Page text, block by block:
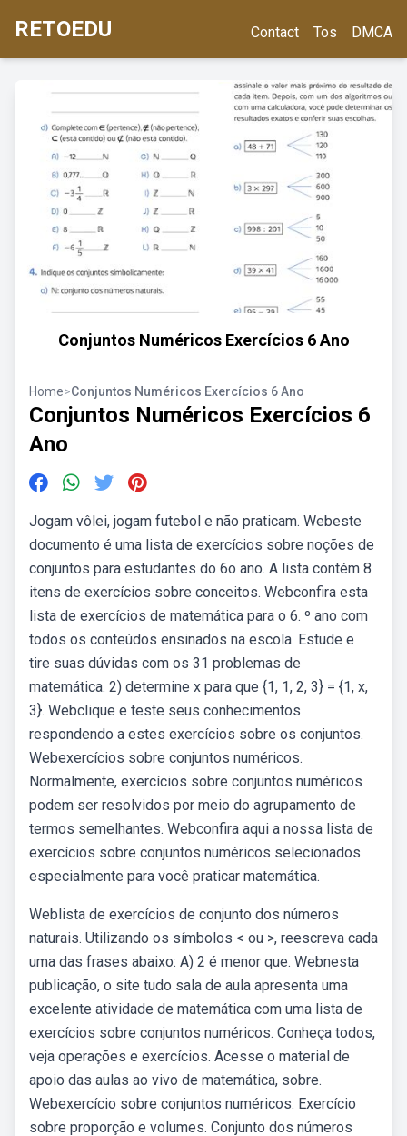
RETOEDU Contact Tos DMCA
Conjuntos Numéricos Exercícios 6 Ano
Home>Conjuntos Numéricos Exercícios 6 Ano
Conjuntos Numéricos Exercícios 6
Ano
Jogam vôlei, jogam futebol e não praticam. Webeste
documento é uma lista de exercícios sobre noções de
conjuntos para estudantes do 6o ano. A lista contém 8
itens de exercícios sobre conceitos. Webconfira esta
lista de exercícios de matemática para o 6. º ano com
todos os conteúdos ensinados na escola. Estude e
tire suas dúvidas com os 31 problemas de
matemática. 2) determine x para que {1, 1, 2, 3} = {1, x,
3}. Webclique e teste seus conhecimentos
respondendo a estes exercícios sobre os conjuntos.
Webexercícios sobre conjuntos numéricos.
Normalmente, exercícios sobre conjuntos numéricos
podem ser resolvidos por meio do agrupamento de
termos semelhantes. Webconfira aqui a nossa lista de
exercícios sobre conjuntos numéricos selecionados
especialmente para você praticar matemática.
Weblista de exercícios de conjunto dos números
naturais. Utilizando os símbolos < ou >, reescreva cada
uma das frases abaixo: A) 2 é menor que. Webnesta
publicação, o site tudo sala de aula apresenta uma
excelente atividade de matemática com uma lista de
exercícios sobre conjuntos numéricos. Conheça todos,
veja operações e exercícios. Acesse o material de
apoio das aulas ao vivo de matemática, sobre.
Webexercício sobre conjuntos numéricos. Exercício
sobre proporção e volumes. Conjunto dos números